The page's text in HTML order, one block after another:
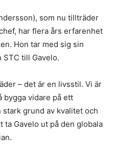
som nu tillträder
har flera års erfarenhet
Hon tar med sig sin
till Gavelo.
– det är en livsstil. Vi är
bygga vidare på ett
grund av kvalitet och
ta Gavelo ut på den globala